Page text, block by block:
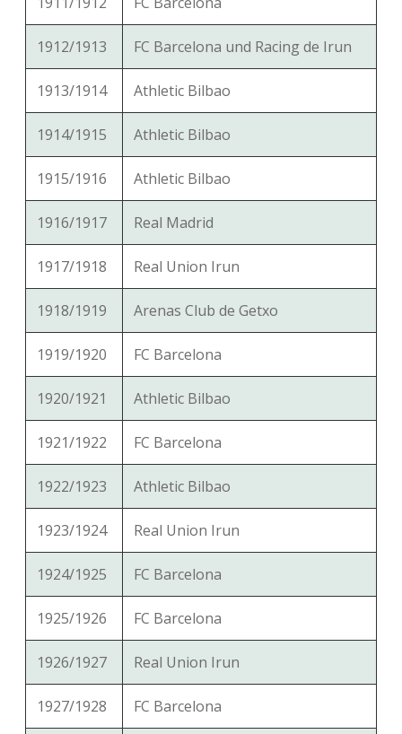
1912/1913 FC Barcelona und Racing de Irun
1913/1914 Athletic Bilbao
1914/1915 Athletic Bilbao
1915/1916 Athletic Bilbao
1916/1917 Real Madrid
1917/1918 Real Union Irun
1918/1919 Arenas Club de Getxo
1919/1920 FC Barcelona
1920/1921 Athletic Bilbao
1921/1922 FC Barcelona
1922/1923 Athletic Bilbao
1923/1924 Real Union Irun
1924/1925 FC Barcelona
1925/1926 FC Barcelona
1926/1927 Real Union Irun
1927/1928 FC Barcelona